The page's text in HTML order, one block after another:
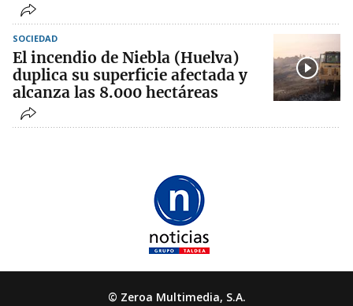
SOCIEDAD
El incendio de Niebla (Huelva)
duplica su superficie afectada y
alcanza las 8.000 hectáreas
© Zeroa Multimedia, S.A.